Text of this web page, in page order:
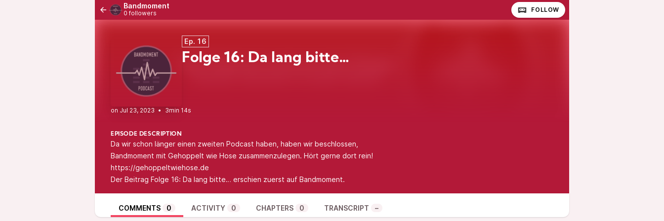
Bandmoment
0 followers FOLLOW
Ep. 16
Folge 16: Da lang bitte…
• 3min 14s
EPISODE DESCRIPTION
Da wir schon länger einen zweiten Podcast haben, haben wir beschlossen,
Bandmoment mit Gehoppelt wie Hose zusammenzulegen. Hört gerne dort rein!
https://gehoppeltwiehose.de
Der Beitrag Folge 16: Da lang bitte… erschien zuerst auf Bandmoment.
COMMENTS 0 ACTIVITY 0 CHAPTERS 0 TRANSCRIPT –